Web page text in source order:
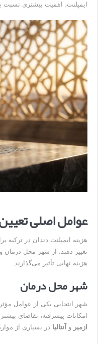
ایمپلنت، اهمیت بیشتری
عوامل اصلی
هزینه ایمپلنت دندان در
تغییر دهند. از شهر محل درمان
هزینه نهایی تأثیر می‌گذارند.
شهر محل درمان
شهر انتخابی یکی از عوامل
امکانات پیشرفته، تقاضای
ازمیر و آنتالیا در بسیاری از